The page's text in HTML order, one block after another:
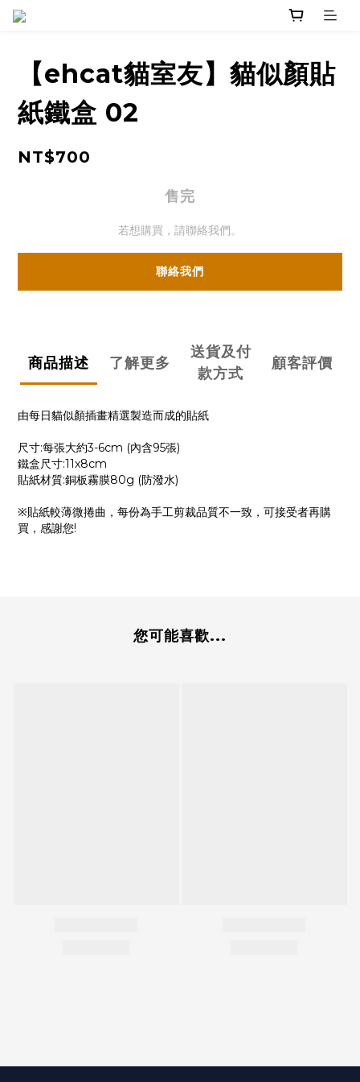
【ehcat貓室友】貓似顏貼
紙鐵盒 02
NT$700
售完
若想購買，請聯絡我們。
聯絡我們
商品描述 了解更多
送貨及付
款方式
顧客評價
由每日貓似顏插畫精選製造而成的貼紙
尺寸:每張大約3-6cm (內含95張)
鐵盒尺寸:11x8cm
貼紙材質:銅板霧膜80g (防潑水)
※貼紙較薄微捲曲，每份為手工剪裁品質不一致，可接受者再購
買，感謝您!
您可能喜歡...